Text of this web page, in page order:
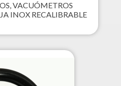
VACUÓMETROS
INOX RECALIBRABLE